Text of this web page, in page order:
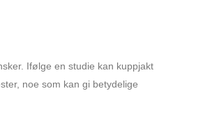
Ifølge en studie kan kuppjakt
noe som kan gi betydelige